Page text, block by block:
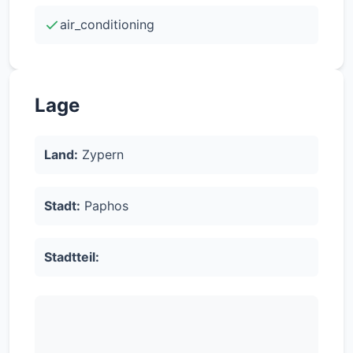
-Apartment Etage: Erste Etage -Bauphase: Off
air_conditioning
Lage
Land: Zypern
Stadt: Paphos
Stadtteil: